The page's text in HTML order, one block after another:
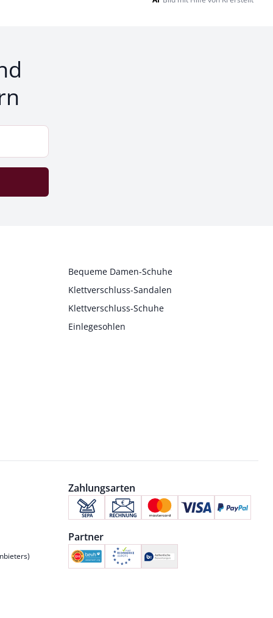
Bequeme Damen-Schuhe
Klettverschluss-Sandalen
Klettverschluss-Schuhe
Einlegesohlen
Zahlungsarten
Partner